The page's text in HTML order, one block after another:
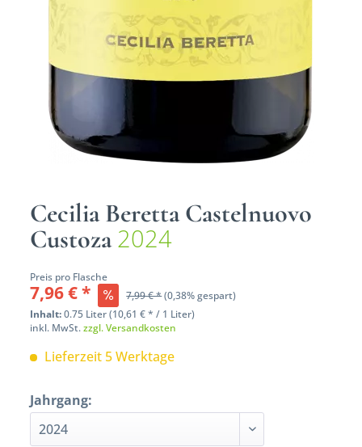
Cecilia Beretta Castelnuovo
Custoza2024
Preis pro Flasche
7,96 € * 7,99 € *(0,38% gespart)
Inhalt:0.75 Liter (10,61 € * / 1 Liter)
inkl. MwSt.zzgl. Versandkosten
Lieferzeit 5 Werktage
Jahrgang: